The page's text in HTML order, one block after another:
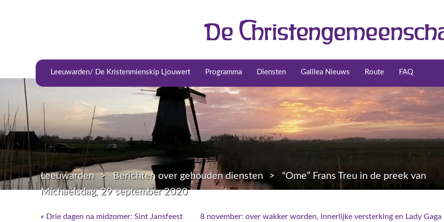
Leeuwarden/ De Kristenmienskip Ljouwert Programma Diensten Galilea Nieuws Route FAQ
Leeuwarden Berichten over gehouden diensten
“Ome” Frans Treu in de preek van
Michaëlsdag, 29 september 2020
« Drie dagen na midzomer: Sint Jansfeest 8 november: over wakker worden, innerlijke versterking en Lady Gaga